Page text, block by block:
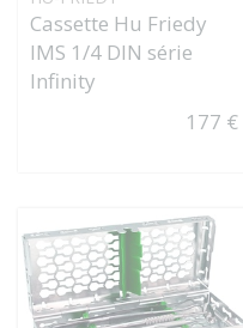
Cassette Hu Friedy
IMS 1/4 DIN série
Infinity
177 €